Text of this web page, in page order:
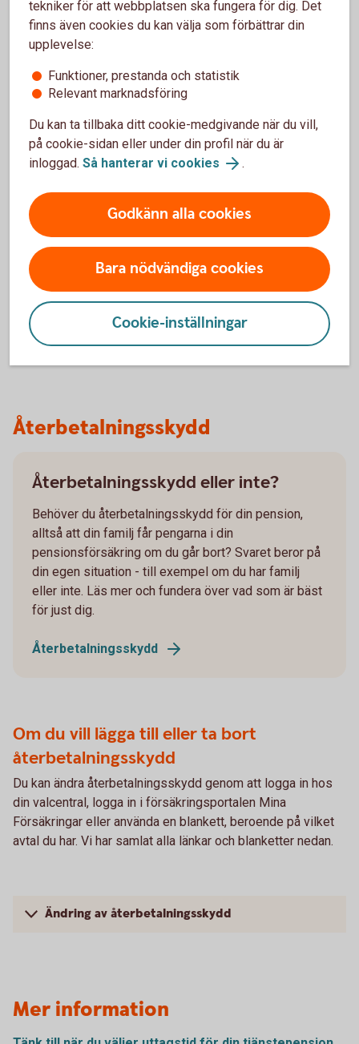
När och hur kan du ta ut din
Börjar du närma dig pensionen? Förbered dig genom
att gå i genom uttagsreglerna för pensionens olika
delar. Se när och hur du kan ta ut din pension.
Ta ut din pension - uttagsregler
Uttagsregler
Återbetalningsskydd
Återbetalningsskydd eller inte?
Behöver du återbetalningsskydd för din pension,
alltså att din familj får pengarna i din
pensionsförsäkring om du går bort? Svaret beror på
din egen situation - till exempel om du har familj
eller inte. Läs mer och fundera över vad som är bäst
för just dig.
Återbetalningsskydd
Om du vill lägga till eller ta bort
återbetalningsskydd
Du kan ändra återbetalningsskydd genom att logga in hos
din valcentral, logga in i försäkringsportalen Mina
Försäkringar eller använda en blankett, beroende på vilket
avtal du har. Vi har samlat alla länkar och blanketter nedan.
Ändring av återbetalningsskydd
Mer information
tekniker för att webbplatsen ska fungera för dig. Det
finns även cookies du kan välja som förbättrar din
upplevelse:
Funktioner, prestanda och statistik
Relevant marknadsföring
Du kan ta tillbaka ditt cookie-medgivande när du vill,
på cookie-sidan eller under din profil när du är
inloggad. Så hanterar vi cookies .
Godkänn alla cookies
Bara nödvändiga cookies
Cookie-inställningar